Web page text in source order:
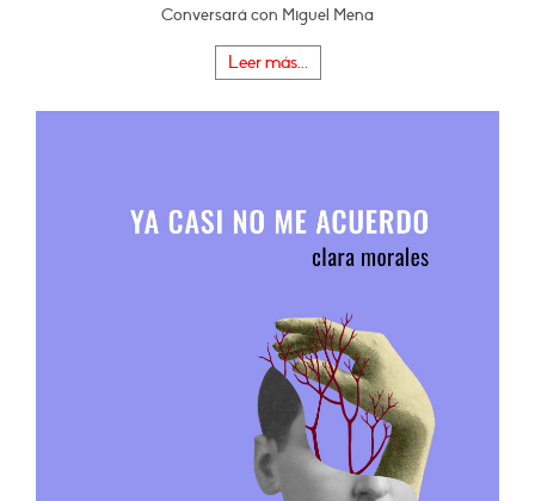
Conversará con Miguel Mena
Leer más...